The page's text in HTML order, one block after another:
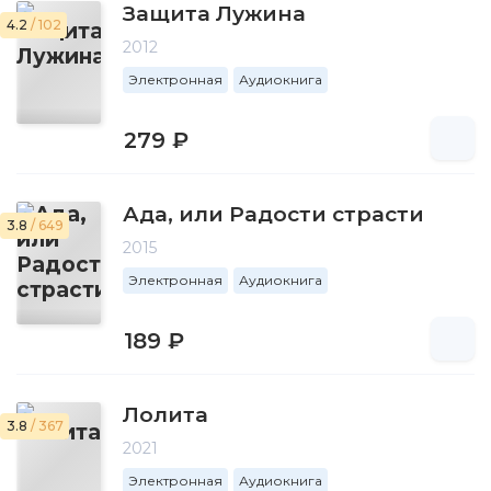
4.2 / 102 Защита Лужина
2012
Электронная Аудиокнига
279 ₽
3.8 / 649 Ада, или Радости страсти
2015
Электронная Аудиокнига
189 ₽
3.8 / 367 Лолита
2021
Электронная Аудиокнига